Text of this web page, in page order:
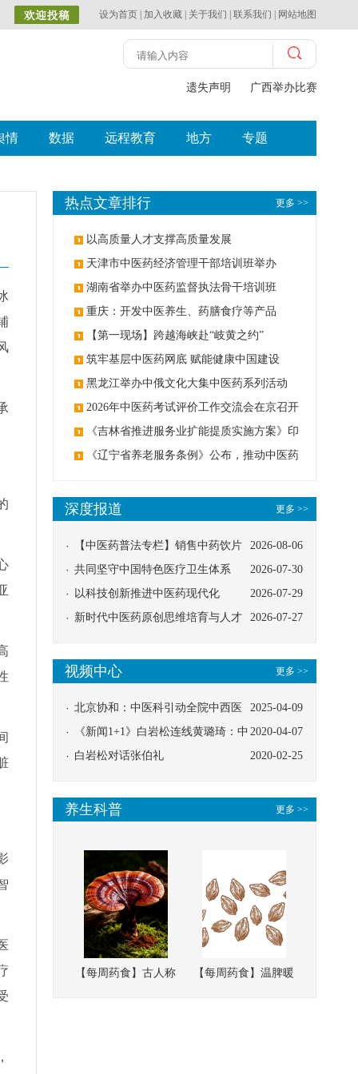
设为首页 加入收藏 关于我们 联系我们 网站地图
遗失声明 广西举办比赛探索中
情 数据 远程教育 地方 专题
更多 >>
热点文章排行
以高质量人才支撑高质量发展
天津市中医药经济管理干部培训班举办
湖南省举办中医药监督执法骨干培训班
重庆：开发中医养生、药膳食疗等产品
【第一现场】跨越海峡赴“岐黄之约”
筑牢基层中医药网底 赋能健康中国建设
黑龙江举办中俄文化大集中医药系列活动
2026年中医药考试评价工作交流会在京召开
《吉林省推进服务业扩能提质实施方案》印
发：创建中医类国家医学中心
《辽宁省养老服务条例》公布，推动中医药
更多 >>
深度报道
2026-08-06
【中医药普法专栏】销售中药饮片
应告知煎服方法及注意事项
2026-07-30
共同坚守中国特色医疗卫生体系
2026-07-29
以科技创新推进中医药现代化
2026-07-27
新时代中医药原创思维培育与人才
更多 >>
视频中心
2025-04-09
北京协和：中医科引动全院中西医
协同
2020-04-07
《新闻1+1》白岩松连线黄璐琦：中
医救治的临床效果
2020-02-25
白岩松对话张伯礼
更多 >>
养生科普
【每周药食】古人称
【每周药食】温脾暖